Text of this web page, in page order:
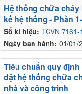
Số kí hiệu: TCVN
Ngày ban hành: 01/01/
Hệ thống chữa cháy
kế hệ thống - Phần
Tiêu chuẩn quy
đặt hệ thống chữa
nhà và công trình